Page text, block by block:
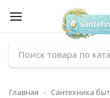
Главная Сантехника